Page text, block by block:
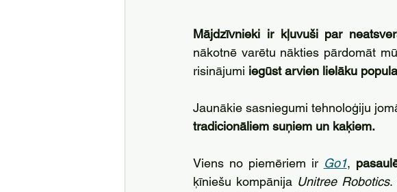
Mājdzīvnieki ir kļuvuši par
nākotnē varētu nākties pārdomāt
risinājumi iegūst arvien lielāku
Jaunākie sasniegumi tehnoloģiju
tradicionāliem suņiem un kaķiem.
Viens no piemēriem ir Go1,
ķīniešu kompānija Unitree Robotics.